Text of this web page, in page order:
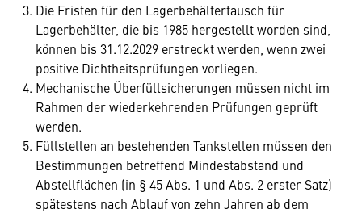
Die Fristen für den Lagerbehältertausch für
Lagerbehälter, die bis 1985 hergestellt worden sind,
können bis 31.12.2029 erstreckt werden, wenn zwei
positive Dichtheitsprüfungen vorliegen.
Mechanische Überfüllsicherungen müssen nicht im
Rahmen der wiederkehrenden Prüfungen geprüft
werden.
Füllstellen an bestehenden Tankstellen müssen den
Bestimmungen betreffend Mindestabstand und
Abstellflächen (in § 45 Abs. 1 und Abs. 2 erster Satz)
spätestens nach Ablauf von zehn Jahren ab dem